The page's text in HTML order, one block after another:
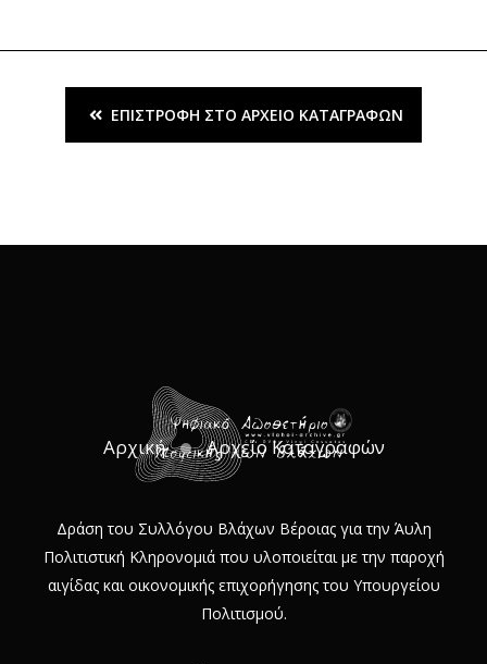
Αρχική Αρχείο Καταγραφών
ΕΠΙΣΤΡΟΦΉ ΣΤΟ ΑΡΧΕΊΟ ΚΑΤΑΓΡΑΦΏΝ
Δράση του Συλλόγου Βλάχων Βέροιας για την Άυλη
Πολιτιστική Κληρονομιά που υλοποιείται με την παροχή
αιγίδας και οικονομικής επιχορήγησης του Υπουργείου
Πολιτισμού.